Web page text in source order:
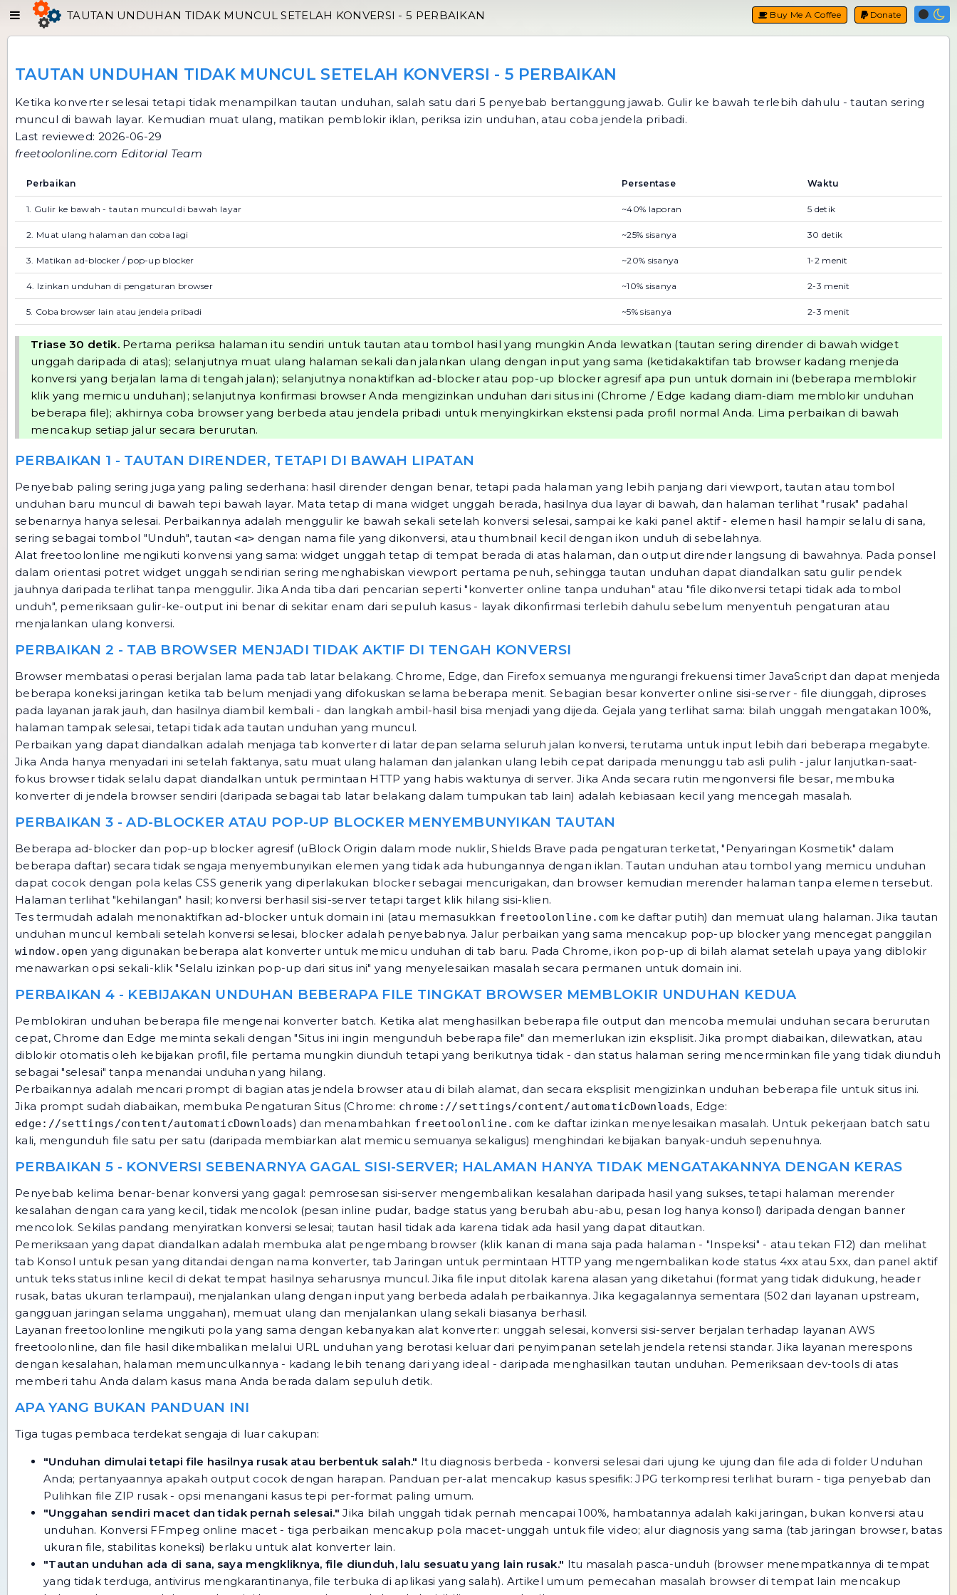
Donate
Buy Me A Coffee
TAUTAN UNDUHAN TIDAK MUNCUL SETELAH KONVERSI - 5 PERBAIKAN
TAUTAN UNDUHAN TIDAK MUNCUL SETELAH KONVERSI - 5 PERBAIKAN
Ketika konverter selesai tetapi tidak menampilkan tautan unduhan, salah satu dari 5 penyebab bertanggung jawab. Gulir ke bawah terlebih dahulu - tautan sering
muncul di bawah layar. Kemudian muat ulang, matikan pemblokir iklan, periksa izin unduhan, atau coba jendela pribadi.
Last reviewed: 2026-06-29
freetoolonline.com Editorial Team
Perbaikan Persentase Waktu
1. Gulir ke bawah - tautan muncul di bawah layar ~40% laporan 5 detik
2. Muat ulang halaman dan coba lagi ~25% sisanya 30 detik
3. Matikan ad-blocker / pop-up blocker ~20% sisanya 1-2 menit
4. Izinkan unduhan di pengaturan browser ~10% sisanya 2-3 menit
5. Coba browser lain atau jendela pribadi ~5% sisanya 2-3 menit
Triase 30 detik.Pertama periksa halaman itu sendiri untuk tautan atau tombol hasil yang mungkin Anda lewatkan (tautan sering dirender di bawah widget
unggah daripada di atas); selanjutnya muat ulang halaman sekali dan jalankan ulang dengan input yang sama (ketidakaktifan tab browser kadang menjeda
konversi yang berjalan lama di tengah jalan); selanjutnya nonaktifkan ad-blocker atau pop-up blocker agresif apa pun untuk domain ini (beberapa memblokir
klik yang memicu unduhan); selanjutnya konfirmasi browser Anda mengizinkan unduhan dari situs ini (Chrome / Edge kadang diam-diam memblokir unduhan
beberapa file); akhirnya coba browser yang berbeda atau jendela pribadi untuk menyingkirkan ekstensi pada profil normal Anda. Lima perbaikan di bawah
mencakup setiap jalur secara berurutan.
PERBAIKAN 1 - TAUTAN DIRENDER, TETAPI DI BAWAH LIPATAN
Penyebab paling sering juga yang paling sederhana: hasil dirender dengan benar, tetapi pada halaman yang lebih panjang dari viewport, tautan atau tombol
unduhan baru muncul di bawah tepi bawah layar. Mata tetap di mana widget unggah berada, hasilnya dua layar di bawah, dan halaman terlihat "rusak" padahal
sebenarnya hanya selesai. Perbaikannya adalah menggulir ke bawah sekali setelah konversi selesai, sampai ke kaki panel aktif - elemen hasil hampir selalu di sana,
sering sebagai tombol "Unduh", tautan<a> dengan nama file yang dikonversi, atau thumbnail kecil dengan ikon unduh di sebelahnya.
Alat freetoolonline mengikuti konvensi yang sama: widget unggah tetap di tempat berada di atas halaman, dan output dirender langsung di bawahnya. Pada ponsel
dalam orientasi potret widget unggah sendirian sering menghabiskan viewport pertama penuh, sehingga tautan unduhan dapat diandalkan satu gulir pendek
jauhnya daripada terlihat tanpa menggulir. Jika Anda tiba dari pencarian seperti "konverter online tanpa unduhan" atau "file dikonversi tetapi tidak ada tombol
unduh", pemeriksaan gulir-ke-output ini benar di sekitar enam dari sepuluh kasus - layak dikonfirmasi terlebih dahulu sebelum menyentuh pengaturan atau
menjalankan ulang konversi.
PERBAIKAN 2 - TAB BROWSER MENJADI TIDAK AKTIF DI TENGAH KONVERSI
Browser membatasi operasi berjalan lama pada tab latar belakang. Chrome, Edge, dan Firefox semuanya mengurangi frekuensi timer JavaScript dan dapat menjeda
beberapa koneksi jaringan ketika tab belum menjadi yang difokuskan selama beberapa menit. Sebagian besar konverter online sisi-server - file diunggah, diproses
pada layanan jarak jauh, dan hasilnya diambil kembali - dan langkah ambil-hasil bisa menjadi yang dijeda. Gejala yang terlihat sama: bilah unggah mengatakan 100%,
halaman tampak selesai, tetapi tidak ada tautan unduhan yang muncul.
Perbaikan yang dapat diandalkan adalah menjaga tab konverter di latar depan selama seluruh jalan konversi, terutama untuk input lebih dari beberapa megabyte.
Jika Anda hanya menyadari ini setelah faktanya, satu muat ulang halaman dan jalankan ulang lebih cepat daripada menunggu tab asli pulih - jalur lanjutkan-saat-
fokus browser tidak selalu dapat diandalkan untuk permintaan HTTP yang habis waktunya di server. Jika Anda secara rutin mengonversi file besar, membuka
konverter di jendela browser sendiri (daripada sebagai tab latar belakang dalam tumpukan tab lain) adalah kebiasaan kecil yang mencegah masalah.
PERBAIKAN 3 - AD-BLOCKER ATAU POP-UP BLOCKER MENYEMBUNYIKAN TAUTAN
Beberapa ad-blocker dan pop-up blocker agresif (uBlock Origin dalam mode nuklir, Shields Brave pada pengaturan terketat, "Penyaringan Kosmetik" dalam
beberapa daftar) secara tidak sengaja menyembunyikan elemen yang tidak ada hubungannya dengan iklan. Tautan unduhan atau tombol yang memicu unduhan
dapat cocok dengan pola kelas CSS generik yang diperlakukan blocker sebagai mencurigakan, dan browser kemudian merender halaman tanpa elemen tersebut.
Halaman terlihat "kehilangan" hasil; konversi berhasil sisi-server tetapi target klik hilang sisi-klien.
Tes termudah adalah menonaktifkan ad-blocker untuk domain ini (atau memasukkan freetoolonline.com ke daftar putih) dan memuat ulang halaman. Jika tautan
unduhan muncul kembali setelah konversi selesai, blocker adalah penyebabnya. Jalur perbaikan yang sama mencakup pop-up blocker yang mencegat panggilan
window.open yang digunakan beberapa alat konverter untuk memicu unduhan di tab baru. Pada Chrome, ikon pop-up di bilah alamat setelah upaya yang diblokir
menawarkan opsi sekali-klik "Selalu izinkan pop-up dari situs ini" yang menyelesaikan masalah secara permanen untuk domain ini.
PERBAIKAN 4 - KEBIJAKAN UNDUHAN BEBERAPA FILE TINGKAT BROWSER MEMBLOKIR UNDUHAN KEDUA
Pemblokiran unduhan beberapa file mengenai konverter batch. Ketika alat menghasilkan beberapa file output dan mencoba memulai unduhan secara berurutan
cepat, Chrome dan Edge meminta sekali dengan "Situs ini ingin mengunduh beberapa file" dan memerlukan izin eksplisit. Jika prompt diabaikan, dilewatkan, atau
diblokir otomatis oleh kebijakan profil, file pertama mungkin diunduh tetapi yang berikutnya tidak - dan status halaman sering mencerminkan file yang tidak diunduh
sebagai "selesai" tanpa menandai unduhan yang hilang.
Perbaikannya adalah mencari prompt di bagian atas jendela browser atau di bilah alamat, dan secara eksplisit mengizinkan unduhan beberapa file untuk situs ini.
Jika prompt sudah diabaikan, membuka Pengaturan Situs (Chrome: chrome://settings/content/automaticDownloads, Edge:
edge://settings/content/automaticDownloads) dan menambahkan freetoolonline.com ke daftar izinkan menyelesaikan masalah. Untuk pekerjaan batch satu
kali, mengunduh file satu per satu (daripada membiarkan alat memicu semuanya sekaligus) menghindari kebijakan banyak-unduh sepenuhnya.
PERBAIKAN 5 - KONVERSI SEBENARNYA GAGAL SISI-SERVER; HALAMAN HANYA TIDAK MENGATAKANNYA DENGAN KERAS
Penyebab kelima benar-benar konversi yang gagal: pemrosesan sisi-server mengembalikan kesalahan daripada hasil yang sukses, tetapi halaman merender
kesalahan dengan cara yang kecil, tidak mencolok (pesan inline pudar, badge status yang berubah abu-abu, pesan log hanya konsol) daripada dengan banner
mencolok. Sekilas pandang menyiratkan konversi selesai; tautan hasil tidak ada karena tidak ada hasil yang dapat ditautkan.
Pemeriksaan yang dapat diandalkan adalah membuka alat pengembang browser (klik kanan di mana saja pada halaman - "Inspeksi" - atau tekan F12) dan melihat
tab Konsol untuk pesan yang ditandai dengan nama konverter, tab Jaringan untuk permintaan HTTP yang mengembalikan kode status 4xx atau 5xx, dan panel aktif
untuk teks status inline kecil di dekat tempat hasilnya seharusnya muncul. Jika file input ditolak karena alasan yang diketahui (format yang tidak didukung, header
rusak, batas ukuran terlampaui), menjalankan ulang dengan input yang berbeda adalah perbaikannya. Jika kegagalannya sementara (502 dari layanan upstream,
gangguan jaringan selama unggahan), memuat ulang dan menjalankan ulang sekali biasanya berhasil.
Layanan freetoolonline mengikuti pola yang sama dengan kebanyakan alat konverter: unggah selesai, konversi sisi-server berjalan terhadap layanan AWS
freetoolonline, dan file hasil dikembalikan melalui URL unduhan yang berotasi keluar dari penyimpanan setelah jendela retensi standar. Jika layanan merespons
dengan kesalahan, halaman memunculkannya - kadang lebih tenang dari yang ideal - daripada menghasilkan tautan unduhan. Pemeriksaan dev-tools di atas
memberi tahu Anda dalam kasus mana Anda berada dalam sepuluh detik.
APA YANG BUKAN PANDUAN INI
Tiga tugas pembaca terdekat sengaja di luar cakupan:
"Unduhan dimulai tetapi file hasilnya rusak atau berbentuk salah." Itu diagnosis berbeda - konversi selesai dari ujung ke ujung dan file ada di folder Unduhan
Anda; pertanyaannya apakah output cocok dengan harapan. Panduan per-alat mencakup kasus spesifik:JPG terkompresi terlihat buram - tiga penyebab dan
Pulihkan file ZIP rusak - opsi menangani kasus tepi per-format paling umum.
"Unggahan sendiri macet dan tidak pernah selesai." Jika bilah unggah tidak pernah mencapai 100%, hambatannya adalah kaki jaringan, bukan konversi atau
unduhan. Konversi FFmpeg online macet - tiga perbaikan mencakup pola macet-unggah untuk file video; alur diagnosis yang sama (tab jaringan browser, batas
ukuran file, stabilitas koneksi) berlaku untuk alat konverter lain.
"Tautan unduhan ada di sana, saya mengkliknya, file diunduh, lalu sesuatu yang lain rusak." Itu masalah pasca-unduh (browser menempatkannya di tempat
yang tidak terduga, antivirus mengkarantinanya, file terbuka di aplikasi yang salah). Artikel umum pemecahan masalah browser di tempat lain mencakup